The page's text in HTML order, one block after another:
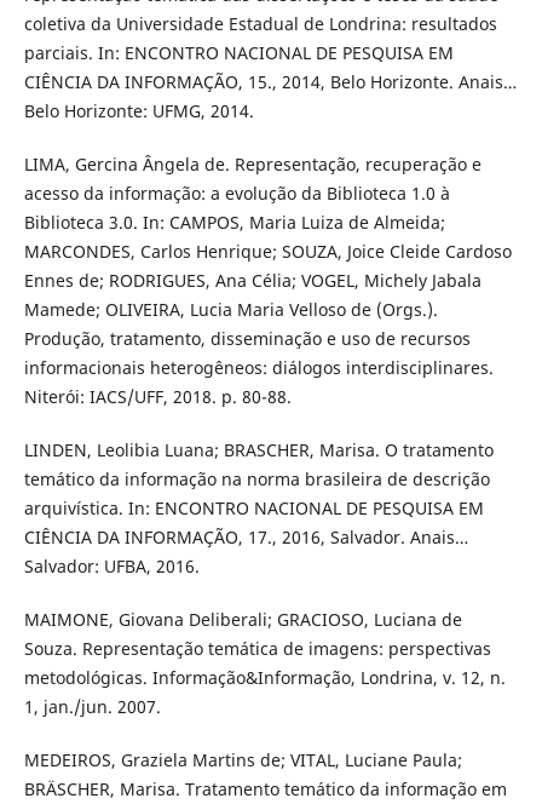
coletiva da Universidade Estadual de Londrina: resultados
parciais. In: ENCONTRO NACIONAL DE PESQUISA EM
CIÊNCIA DA INFORMAÇÃO, 15., 2014, Belo Horizonte. Anais…
Belo Horizonte: UFMG, 2014.
LIMA, Gercina Ângela de. Representação, recuperação e
acesso da informação: a evolução da Biblioteca 1.0 à
Biblioteca 3.0. In: CAMPOS, Maria Luiza de Almeida;
MARCONDES, Carlos Henrique; SOUZA, Joice Cleide Cardoso
Ennes de; RODRIGUES, Ana Célia; VOGEL, Michely Jabala
Mamede; OLIVEIRA, Lucia Maria Velloso de (Orgs.).
Produção, tratamento, disseminação e uso de recursos
informacionais heterogêneos: diálogos interdisciplinares.
Niterói: IACS/UFF, 2018. p. 80-88.
LINDEN, Leolibia Luana; BRASCHER, Marisa. O tratamento
temático da informação na norma brasileira de descrição
arquivística. In: ENCONTRO NACIONAL DE PESQUISA EM
CIÊNCIA DA INFORMAÇÃO, 17., 2016, Salvador. Anais…
Salvador: UFBA, 2016.
MAIMONE, Giovana Deliberali; GRACIOSO, Luciana de
Souza. Representação temática de imagens: perspectivas
metodológicas. Informação&Informação, Londrina, v. 12, n.
1, jan./jun. 2007.
MEDEIROS, Graziela Martins de; VITAL, Luciane Paula;
BRÄSCHER, Marisa. Tratamento temático da informação em